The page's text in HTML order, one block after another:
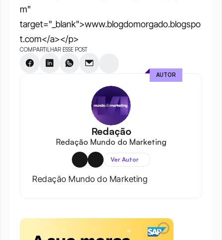
m"
target="_blank">www.blogdomorgado.blogspo
t.com</a></p>
COMPARTILHAR ESSE POST
Redação
Redação Mundo do Marketing
Ver Autor
Redação Mundo do Marketing
AUTOR